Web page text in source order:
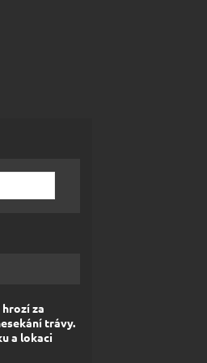
hrozí za
trávy.
a lokaci